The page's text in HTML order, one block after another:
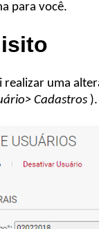
para você.
realizar uma
Cadastros ).